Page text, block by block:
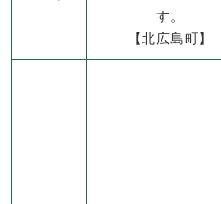
す。
【北広島町】